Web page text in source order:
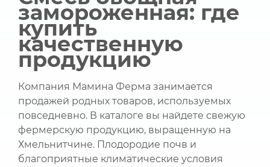
замороженная: где
купить
качественную
продукцию
Компания Мамина Ферма занимается
продажей родных товаров, используемых
повседневно. В каталоге вы найдете свежую
фермерскую продукцию, выращенную на
Хмельнитчине. Плодородие почв и
благоприятные климатические условия